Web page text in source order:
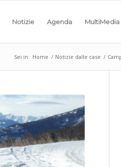
Notizie Agenda MultiMedia
Sei in: Home / Notizie dalle case /